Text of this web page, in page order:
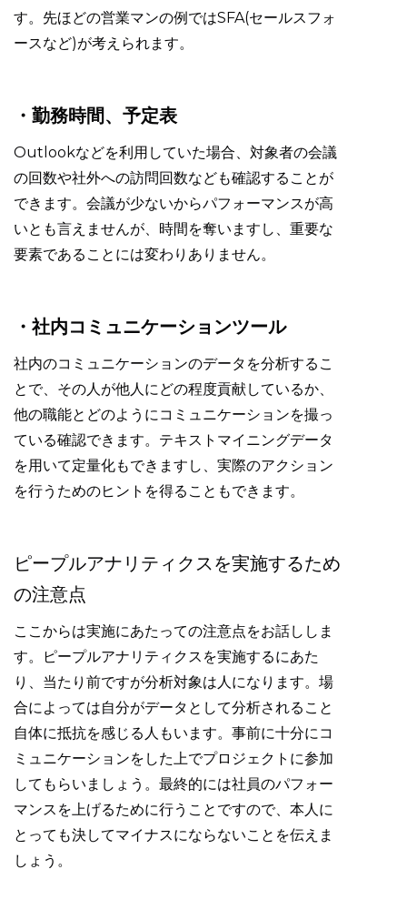
す。先ほどの営業マンの例ではSFA(セールスフォ
ースなど)が考えられます。
・勤務時間、予定表
Outlookなどを利用していた場合、対象者の会議
の回数や社外への訪問回数なども確認することが
できます。会議が少ないからパフォーマンスが高
いとも言えませんが、時間を奪いますし、重要な
要素であることには変わりありません。
・社内コミュニケーションツール
社内のコミュニケーションのデータを分析するこ
とで、その人が他人にどの程度貢献しているか、
他の職能とどのようにコミュニケーションを撮っ
ている確認できます。テキストマイニングデータ
を用いて定量化もできますし、実際のアクション
を行うためのヒントを得ることもできます。
ピープルアナリティクスを実施するため
の注意点
ここからは実施にあたっての注意点をお話ししま
す。ピープルアナリティクスを実施するにあた
り、当たり前ですが分析対象は人になります。場
合によっては自分がデータとして分析されること
自体に抵抗を感じる人もいます。事前に十分にコ
ミュニケーションをした上でプロジェクトに参加
してもらいましょう。最終的には社員のパフォー
マンスを上げるために行うことですので、本人に
とっても決してマイナスにならないことを伝えま
しょう。